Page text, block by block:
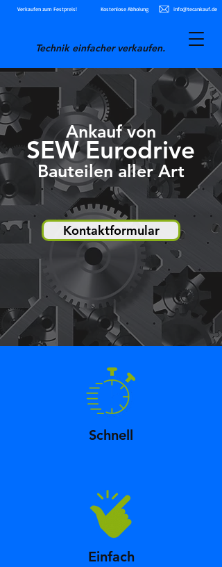
Technik einfacher verkaufen.
Verkaufen zum Festpreis! Kostenlose Abholung info@tecankauf.de
Ankauf von
SEW Eurodrive
Bauteilen aller Art
Kontaktformular
Schnell
Einfach